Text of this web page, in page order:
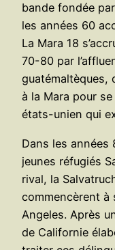
bande fondée
les années 60
La Mara 18
70-80 par
guatémaltèques,
à la Mara pour
états-unien qui
Dans les années
jeunes réfugiés
rival, la
commencèrent à
Angeles. Après
de Californie